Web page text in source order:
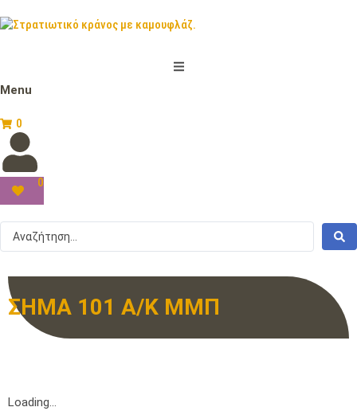
Menu
0
0
ΣΗΜΑ 101 Α/Κ ΜΜΠ
Loading...